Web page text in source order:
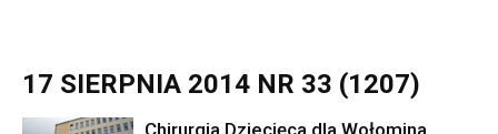
17 SIERPNIA 2014 NR 33 (1207)
Chirurgia Dziecięca dla Wołomina